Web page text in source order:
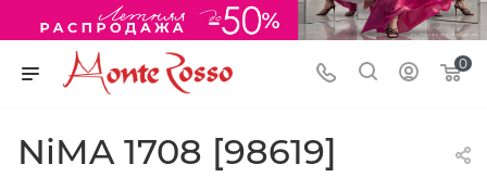
0
NiMA 1708 [98619]